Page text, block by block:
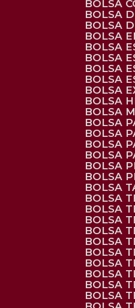
BOLSA
BOLSA
BOLSA
BOLSA
BOLSA
BOLSA
BOLSA
BOLSA
BOLSA
BOLSA
BOLSA
BOLSA
BOLSA
BOLSA
BOLSA
BOLSA
BOLSA
BOLSA
BOLSA
BOLSA
BOLSA
BOLSA
BOLSA
BOLSA
BOLSA
BOLSA
BOLSA
BOLSA